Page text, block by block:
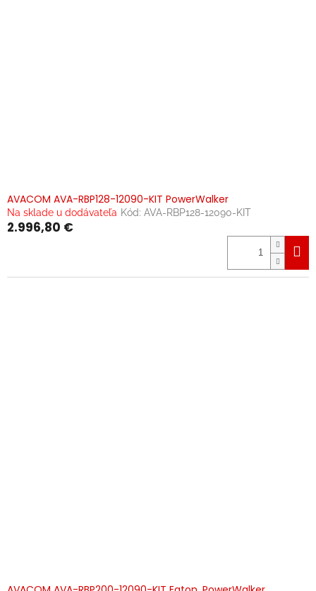
AVACOM AVA-RBP128-12090-KIT PowerWalker
Na sklade u dodávateľa Kód: AVA-RBP128-12090-KIT
2.996,80 €